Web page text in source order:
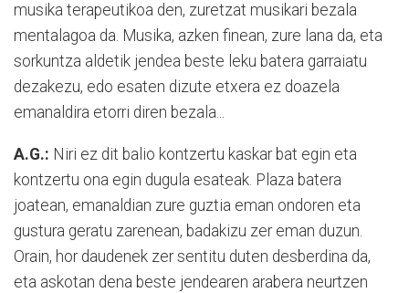
musika terapeutikoa den, zuretzat musikari bezala
mentalagoa da. Musika, azken finean, zure lana da, eta
sorkuntza aldetik jendea beste leku batera garraiatu
dezakezu, edo esaten dizute etxera ez doazela
emanaldira etorri diren bezala...
A.G.: Niri ez dit balio kontzertu kaskar bat egin eta
kontzertu ona egin dugula esateak. Plaza batera
joatean, emanaldian zure guztia eman ondoren eta
gustura geratu zarenean, badakizu zer eman duzun.
Orain, hor daudenek zer sentitu duten desberdina da,
eta askotan dena beste jendearen arabera neurtzen